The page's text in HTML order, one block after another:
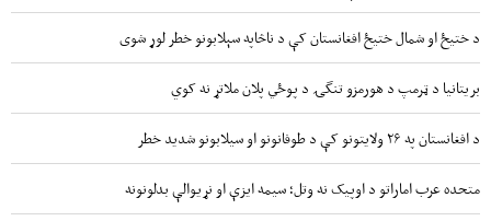
د ختیځ او شمال ختیځ افغانستان کې د ناڅاپه سېلابونو خطر لوړ شوی
بریتانیا د ټرمپ د هورمزو تنگۍ د پوځي پلان ملاتړ نه کوي
د افغانستان په ۲۶ ولایتونو کې د طوفانونو او سیلابونو شدید خطر
متحده عرب اماراتو د اوپیک نه وتل؛ سیمه ایزې او نړیوالې بدلونونه